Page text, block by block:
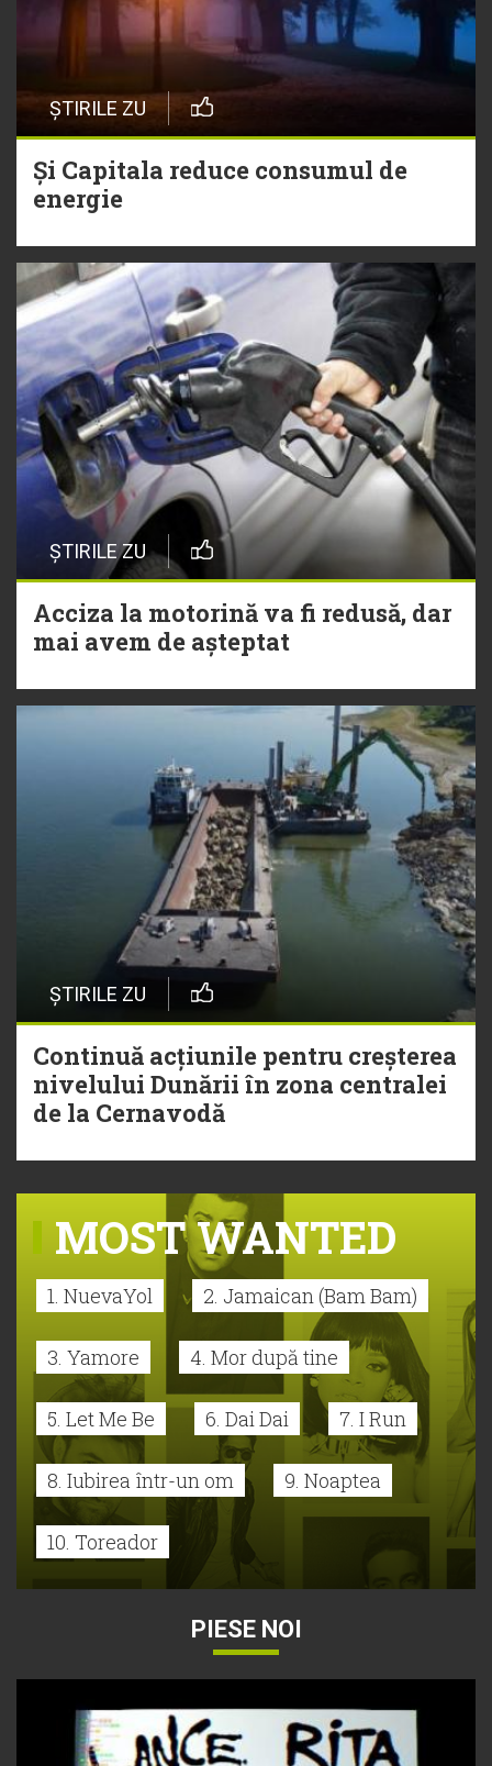
ȘTIRILE ZU
Și Capitala reduce consumul de
energie
ȘTIRILE ZU
Acciza la motorină va fi redusă, dar
mai avem de așteptat
ȘTIRILE ZU
Continuă acțiunile pentru creșterea
nivelului Dunării în zona centralei
de la Cernavodă
MOST WANTED
1. NuevaYol 2. Jamaican (Bam Bam)
3. Yamore 4. Mor după tine
5. Let Me Be 6. Dai Dai 7. I Run
8. Iubirea într-un om 9. Noaptea
10. Toreador
PIESE NOI